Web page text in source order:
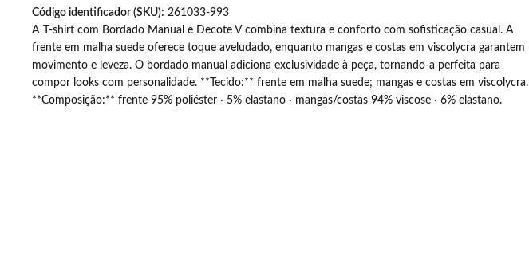
Código identificador (SKU): 261033-993
A T-shirt com Bordado Manual e Decote V combina textura e conforto com sofisticação casual. A
frente em malha suede oferece toque aveludado, enquanto mangas e costas em viscolycra garantem
movimento e leveza. O bordado manual adiciona exclusividade à peça, tornando-a perfeita para
compor looks com personalidade. **Tecido:** frente em malha suede; mangas e costas em viscolycra.
**Composição:** frente 95% poliéster · 5% elastano · mangas/costas 94% viscose · 6% elastano.
aumentou a minha
quando abro a
Recebi minhas camisetas simplesmente maravilhosas amei o mimo
também. Gratidão pelo carinho :)